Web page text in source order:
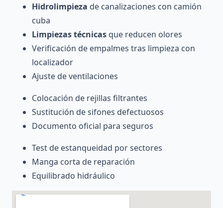
Hidrolimpieza de canalizaciones con camión
cuba
Limpiezas técnicas que reducen olores
Verificación de empalmes tras limpieza con
localizador
Ajuste de ventilaciones
Colocación de rejillas filtrantes
Sustitución de sifones defectuosos
Documento oficial para seguros
Test de estanqueidad por sectores
Manga corta de reparación
Equilibrado hidráulico